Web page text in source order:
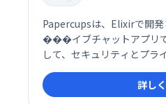
Papercupsは、Elixirで開
���イブチャットアプリ
して、セキュリティとプラ
自己ホスト型ソリューシ
ードへのアクセスが可能で
います。
詳し